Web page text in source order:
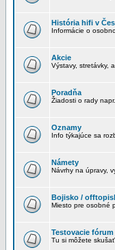
História hifi v
Informácie o
Akcie
Výstavy, stretávky,
Poradňa
Žiadosti o rady
Oznamy
Info týkajúce sa
Námety
Návrhy na úpravy,
Bojisko /
Miesto pre osobné
Testovacie fórum
Tu si môžete